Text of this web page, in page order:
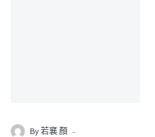
By 若襄 顏 -